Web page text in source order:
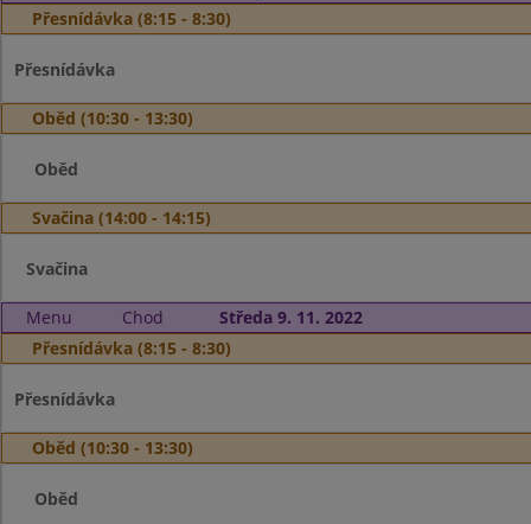
Přesnídávka (8:15 - 8:30)
Přesnídávka
Oběd (10:30 - 13:30)
Oběd
Svačina (14:00 - 14:15)
Svačina
Menu Chod
Středa 9. 11. 2022
Přesnídávka (8:15 - 8:30)
Přesnídávka
Oběd (10:30 - 13:30)
Oběd